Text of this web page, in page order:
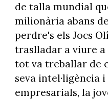
de talla mundial
milionària abans
perdre's els Jocs
traslladar a viure a
tot va treballar de
seva intel·ligència
empresarials, la